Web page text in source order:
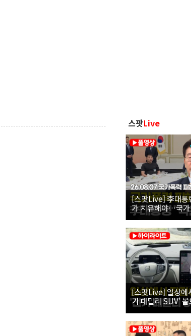
스팟Live
[스팟Live] 李대통
가 치유해야…국
26.08.07 국가폭
[스팟Live] 일상에
기 패밀리 SUV' 볼